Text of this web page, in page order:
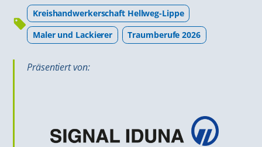
Kreis­hand­werker­schaft Hellweg-Lippe
Maler und Lackierer
Traumberufe 2026
Präsentiert von: